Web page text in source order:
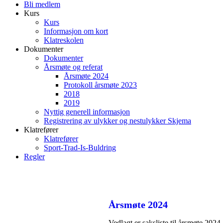
Bli medlem
Kurs
Kurs
Informasjon om kort
Klatreskolen
Dokumenter
Dokumenter
Årsmøte og referat
Årsmøte 2024
Protokoll årsmøte 2023
2018
2019
Nyttig generell informasjon
Registrering av ulykker og nestulykker Skjema
Klatrefører
Klatrefører
Sport-Trad-Is-Buldring
Regler
Årsmøte 2024